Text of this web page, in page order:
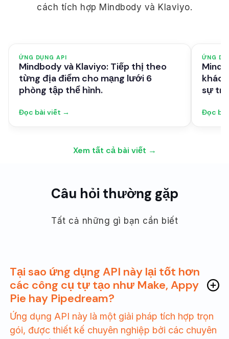
cách tích hợp Mindbody và Klaviyo.
ỨNG DỤNG API
Mindbody và Klaviyo: Tiếp thị theo
từng địa điểm cho mạng lưới 6
phòng tập thể hình.
Đọc bài viết →
ỨNG
sự
Đọc
Xem tất cả bài viết →
Câu hỏi thường gặp
Tất cả những gì bạn cần biết
Tại sao ứng dụng API này lại tốt hơn
các công cụ tự tạo như Make, Appy
Pie hay Pipedream?
Ứng dụng API này là một giải pháp tích hợp trọn
gói, được thiết kế chuyên nghiệp bởi các chuyên